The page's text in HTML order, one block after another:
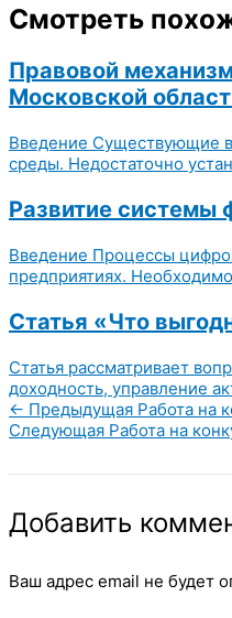
Смотреть
Правовой
Московской
Введение Существующие в
среды. Недостаточно
Развитие системы
Введение Процессы
предприятиях.
Статья «Что
Статья рассматривает
доходность, управление
← Предыдущая Работа на
Следующая Работа на
Добавить
Ваш адрес email не будет